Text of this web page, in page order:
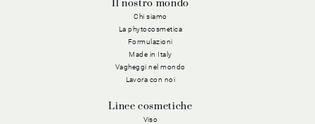
Il nostro mondo
Chi siamo
La phytocosmetica
Formulazioni
Made in Italy
Vagheggi nel mondo
Lavora con noi
Linee cosmetiche
Viso